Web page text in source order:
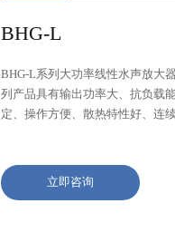
BHG-L
BHG-L系列大功率线性水声放大
列产品具有输出功率大、抗负载
定、操作方便、散热特性好、连
立即咨询